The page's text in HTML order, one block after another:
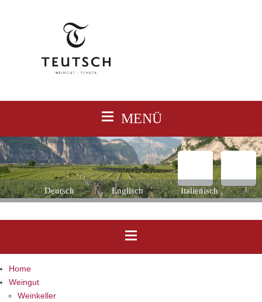
≡ MENÜ
Deutsch Englisch Italienisch
≡
Home
Weingut
Weinkeller